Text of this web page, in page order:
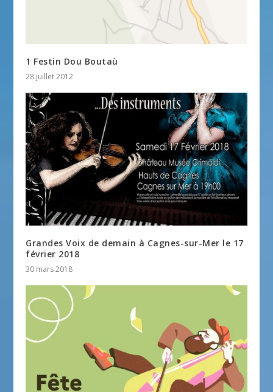
1 Festin Dou Boutaù
28 juillet 2012
Grandes Voix de demain à Cagnes-sur-Mer le 17
février 2018
30 mars 2018